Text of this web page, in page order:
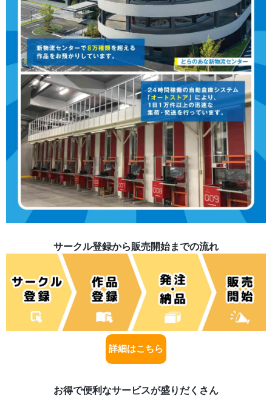
サークル登録から販売開始までの流れ
詳細はこちら
お得で便利なサービスが盛りだくさん